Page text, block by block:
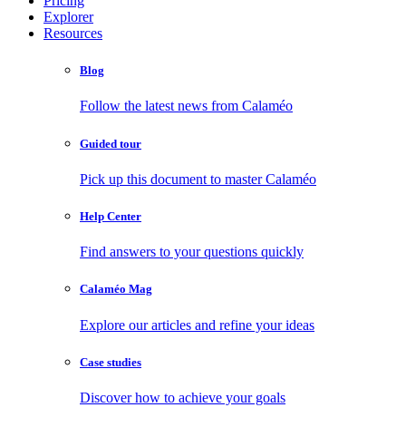
Explorer
Resources
Blog
Follow the latest news from Calaméo
Guided tour
Pick up this document to master Calaméo
Help Center
Find answers to your questions quickly
Calaméo Mag
Explore our articles and refine your ideas
Case studies
Discover how to achieve your goals